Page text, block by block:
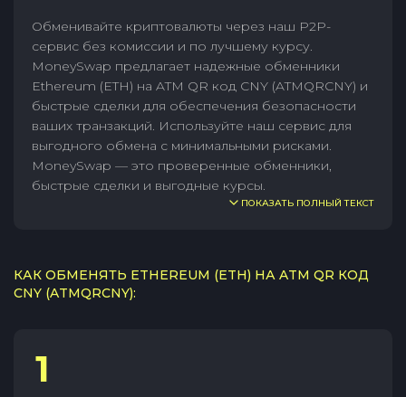
Обменивайте криптовалюты через наш P2P-
сервис без комиссии и по лучшему курсу.
MoneySwap предлагает надежные обменники
Ethereum (ETH) на ATM QR код CNY (ATMQRCNY) и
быстрые сделки для обеспечения безопасности
ваших транзакций. Используйте наш сервис для
выгодного обмена с минимальными рисками.
MoneySwap — это проверенные обменники,
быстрые сделки и выгодные курсы.
ПОКАЗАТЬ ПОЛНЫЙ ТЕКСТ
КАК ОБМЕНЯТЬ ETHEREUM (ETH) НА ATM QR КОД
CNY (ATMQRCNY):
1